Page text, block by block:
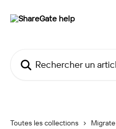
Toutes les collections Migrate